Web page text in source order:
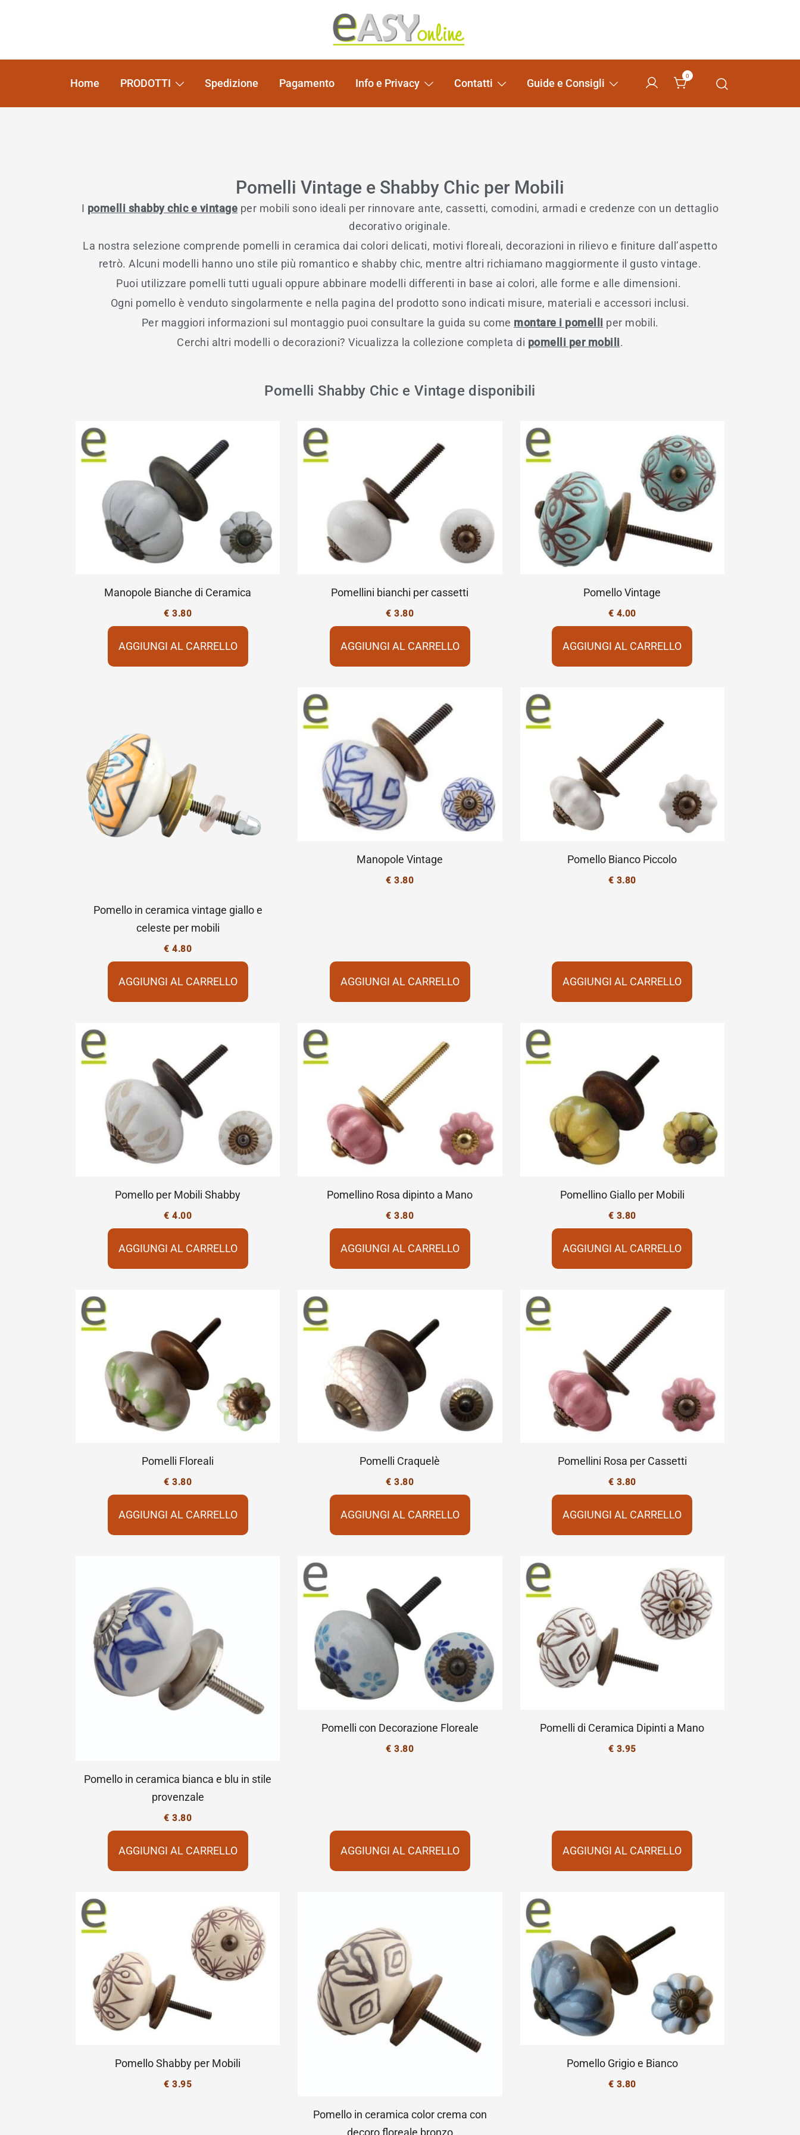
EASY online
Pomelli per Mobili e Artigianato Orientale
Home PRODOTTI Spedizione Pagamento Info e Privacy Contatti Guide e Consigli
0
Pomelli Vintage e Shabby Chic per Mobili
I pomelli shabby chic e vintage per mobili sono ideali per rinnovare ante, cassetti, comodini, armadi e credenze con un dettaglio
decorativo originale.
La nostra selezione comprende pomelli in ceramica dai colori delicati, motivi floreali, decorazioni in rilievo e finiture dall’aspetto
retrò. Alcuni modelli hanno uno stile più romantico e shabby chic, mentre altri richiamano maggiormente il gusto vintage.
Puoi utilizzare pomelli tutti uguali oppure abbinare modelli differenti in base ai colori, alle forme e alle dimensioni.
Ogni pomello è venduto singolarmente e nella pagina del prodotto sono indicati misure, materiali e accessori inclusi.
Per maggiori informazioni sul montaggio puoi consultare la guida su come montare i pomelli per mobili.
Cerchi altri modelli o decorazioni? Vicualizza la collezione completa di pomelli per mobili.
Pomelli Shabby Chic e Vintage disponibili
Manopole Bianche di Ceramica
€ 3.80
AGGIUNGI AL CARRELLO
Pomellini bianchi per cassetti
€ 3.80
AGGIUNGI AL CARRELLO
Pomello Vintage
€ 4.00
AGGIUNGI AL CARRELLO
Pomello in ceramica vintage giallo e
celeste per mobili
€ 4.80
AGGIUNGI AL CARRELLO
Manopole Vintage
€ 3.80
AGGIUNGI AL CARRELLO
Pomello Bianco Piccolo
€ 3.80
AGGIUNGI AL CARRELLO
Pomello per Mobili Shabby
€ 4.00
AGGIUNGI AL CARRELLO
Pomellino Rosa dipinto a Mano
€ 3.80
AGGIUNGI AL CARRELLO
Pomellino Giallo per Mobili
€ 3.80
AGGIUNGI AL CARRELLO
Pomelli Floreali
€ 3.80
AGGIUNGI AL CARRELLO
Pomelli Craquelè
€ 3.80
AGGIUNGI AL CARRELLO
Pomellini Rosa per Cassetti
€ 3.80
AGGIUNGI AL CARRELLO
Pomello in ceramica bianca e blu in stile
provenzale
€ 3.80
AGGIUNGI AL CARRELLO
Pomelli con Decorazione Floreale
€ 3.80
AGGIUNGI AL CARRELLO
Pomelli di Ceramica Dipinti a Mano
€ 3.95
AGGIUNGI AL CARRELLO
Pomello Shabby per Mobili
€ 3.95
Pomello in ceramica color crema con
decoro floreale bronzo
Pomello Grigio e Bianco
€ 3.80